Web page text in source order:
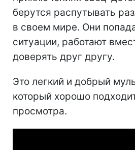
берутся распутывать
в своем мире. Они
ситуации, работают
доверять друг другу.
Это легкий и добрый
который хорошо
просмотра.